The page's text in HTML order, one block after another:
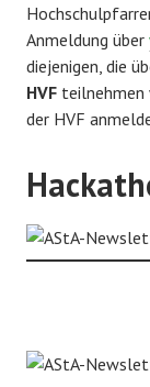
Anmeldung über
diejenigen, die
HVF teilnehmen
der HVF